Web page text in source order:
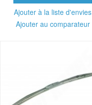
Ajouter à la liste d'envies
Ajouter au comparateur